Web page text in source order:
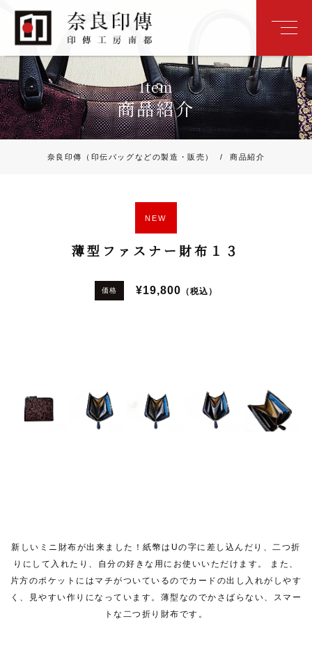
Item
商品紹介
奈良印傳（印伝バッグなどの製造・販売） / 商品紹介
NEW
薄型ファスナー財布１３
価格 ¥19,800 （税込）
新しいミニ財布が出来ました！紙幣はUの字に差し込んだり、二つ折
りにして入れたり、自分の好きな用にお使いいただけます。 また、
片方のポケットにはマチがついているのでカードの出し入れがしやす
く、見やすい作りになっています。薄型なのでかさばらない、スマー
トな二つ折り財布です。